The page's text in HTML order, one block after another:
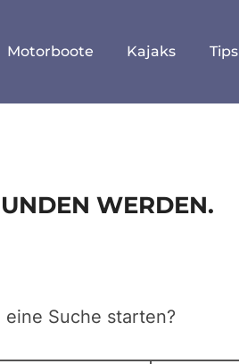
Motorboote Kajaks Tips
WERDEN.
Suche starten?